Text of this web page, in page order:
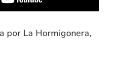
por La Hormigonera,